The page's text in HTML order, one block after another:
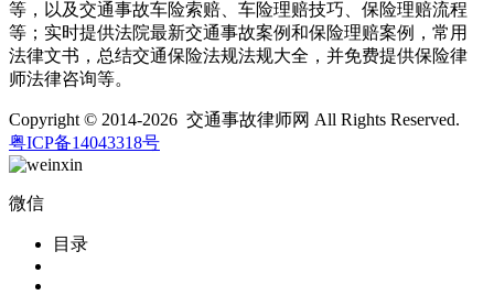
等，以及交通事故车险索赔、车险理赔技巧、保险理赔流程
等；实时提供法院最新交通事故案例和保险理赔案例，常用
法律文书，总结交通保险法规法规大全，并免费提供保险律
师法律咨询等。
Copyright © 2014-2026 交通事故律师网 All Rights Reserved.
粤ICP备14043318号
微信
目录